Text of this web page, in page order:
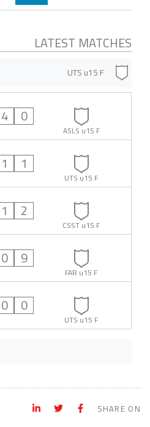
LATEST MATCHES
UTS u15 F
4 0
ASLS u15 F
1 1
UTS u15 F
1 2
CSST u15 F
0 9
FAR u15 F
0 0
UTS u15 F
SHARE ON